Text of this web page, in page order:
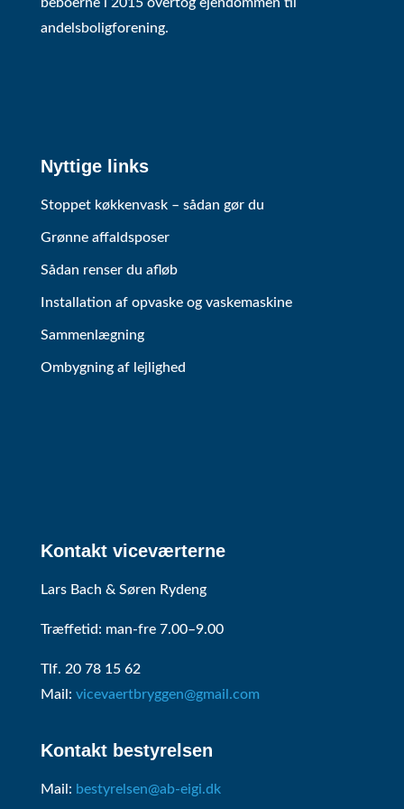
andelsboligforening.
Nyttige links
Stoppet køkkenvask – sådan gør du
Grønne affaldsposer
Sådan renser du afløb
Installation af opvaske og vaskemaskine
Sammenlægning
Ombygning af lejlighed
Kontakt viceværterne
Lars Bach & Søren Rydeng
Træffetid: man-fre 7.00–9.00
Tlf. 20 78 15 62
Mail: vicevaertbryggen@gmail.com
Kontakt bestyrelsen
Mail: bestyrelsen@ab-eigi.dk